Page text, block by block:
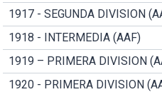
1917 - SEGUNDA DIVISION
1918 - INTERMEDIA (AAF)
1919 – PRIMERA DIVISION
1920 - PRIMERA DIVISION